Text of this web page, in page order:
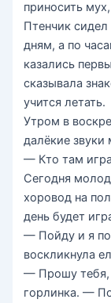
приносить
Птенчик сидел
дням, а по
казались
сказывала
учится летать.
Утром в
далёкие звуки
— Кто там
Сегодня
хоровод на
день будет
— Пойду и я
воскликнула
— Прошу тебя,
горлинка. —